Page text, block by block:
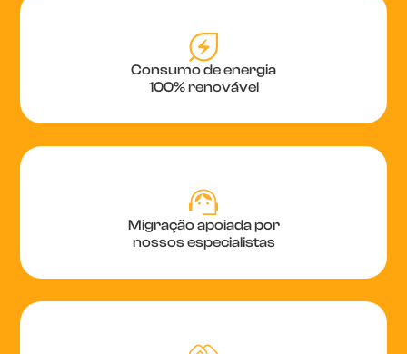
Consumo de energia
100% renovável
Migração apoiada por
nossos especialistas